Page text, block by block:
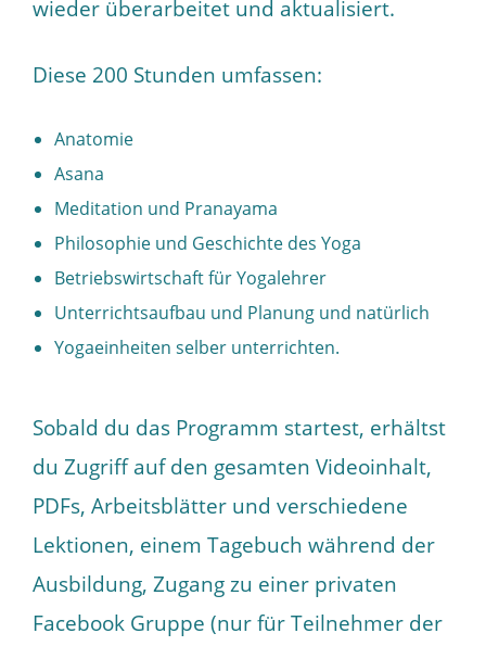
wieder überarbeitet und aktualisiert.
Diese 200 Stunden umfassen:
Anatomie
Asana
Meditation und Pranayama
Philosophie und Geschichte des Yoga
Betriebswirtschaft für Yogalehrer
Unterrichtsaufbau und Planung und natürlich
Yogaeinheiten selber unterrichten.
Sobald du das Programm startest, erhältst
du Zugriff auf den gesamten Videoinhalt,
PDFs, Arbeitsblätter und verschiedene
Lektionen, einem Tagebuch während der
Ausbildung, Zugang zu einer privaten
Facebook Gruppe (nur für Teilnehmer der